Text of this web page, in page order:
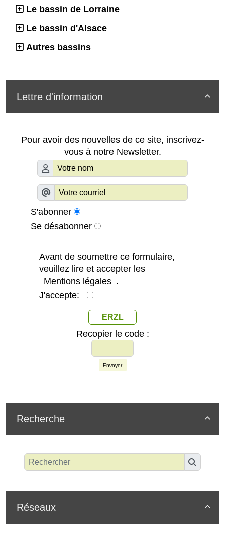
Le bassin de Lorraine
Le bassin d'Alsace
Autres bassins

Lettre d'information
Pour avoir des nouvelles de ce site, inscrivez-
vous à notre Newsletter.
S'abonner
Se désabonner
Avant de soumettre ce formulaire,
veuillez lire et accepter les
Mentions légales .
J'accepte:
ERZL
Recopier le code :
Envoyer

Recherche

Réseaux